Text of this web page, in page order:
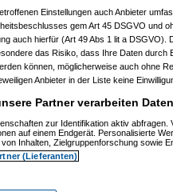
22:44:26)
am 18.07.2007, 22:46:29)
18.07.2007, 22:49:32)
am 18.07.2007, 22:51:44)
am 18.07.2007, 22:57:37)
Brummselam 20.07.2007, 08:42:54)
(Mike(AUT) am 21.07.2007,
(Mike(AUT)am 22.07.2007,
am 18.07.2007, 22:55:16)
am 18.07.2007, 22:58:10)
am 18.07.2007, 22:59:57)
Einstellungen auch Anbieter
gem Art 45 DSGVO und
auch hierfür (Art 49 Abs 1 lit a
das Risiko, dass Ihre Daten
können, möglicherweise auch ohne
Anbieter in der Liste keine
Partner verarbeiten
zur Identifikation aktiv
auf einem Endgerät. Personalisierte
Inhalten, Zielgruppenforschung sowie
(Lieferanten)